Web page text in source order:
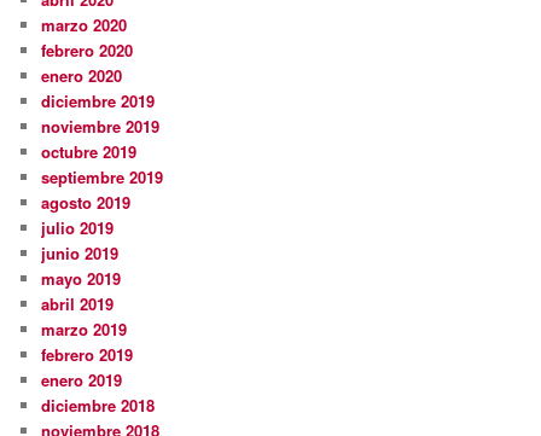
marzo 2020
febrero 2020
enero 2020
diciembre 2019
noviembre 2019
octubre 2019
septiembre 2019
agosto 2019
julio 2019
junio 2019
mayo 2019
abril 2019
marzo 2019
febrero 2019
enero 2019
diciembre 2018
noviembre 2018